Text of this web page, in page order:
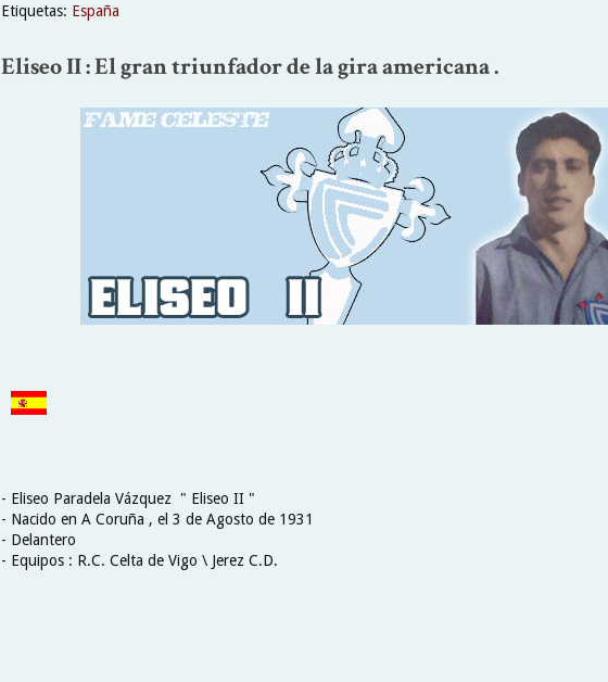
Etiquetas: España
Eliseo II : El gran triunfador de la gira americana .
- Eliseo Paradela Vázquez " Eliseo II "
- Nacido en A Coruña , el 3 de Agosto de 1931
- Delantero
- Equipos : R.C. Celta de Vigo \ Jerez C.D.